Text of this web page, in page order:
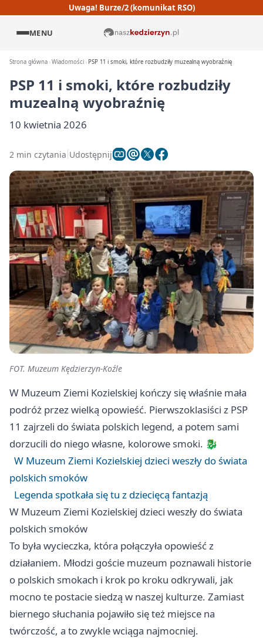
Uwaga! Burze/2 (komunikat RSO)
MENU
Strona główna Wiadomości PSP 11 i smoki, które rozbudziły muzealną wyobraźnię
PSP 11 i smoki, które rozbudziły
muzealną wyobraźnię
10 kwietnia 2026
2 min czytania Udostępnij
FOT. Muzeum Kędzierzyn-Koźle
W Muzeum Ziemi Kozielskiej kończy się właśnie mała
podróż przez wielką opowieść. Pierwszoklasiści z PSP
11 zajrzeli do świata polskich legend, a potem sami
dorzucili do niego własne, kolorowe smoki. 🐉
W Muzeum Ziemi Kozielskiej dzieci weszły do świata
polskich smoków
Legenda spotkała się tu z dziecięcą fantazją
W Muzeum Ziemi Kozielskiej dzieci weszły do świata
polskich smoków
To była wycieczka, która połączyła opowieść z
działaniem. Młodzi goście muzeum poznawali historie
o polskich smokach i krok po kroku odkrywali, jak
mocno te postacie siedzą w naszej kulturze. Zamiast
biernego słuchania pojawiło się też miejsce na
twórczość, a to zwykle wciąga najmocniej.